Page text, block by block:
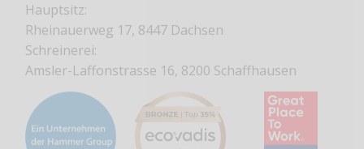
Hauptsitz:
Rheinauerweg 17, 8447 Dachsen
Schreinerei:
Amsler-Laffonstrasse 16, 8200 Schaffhausen